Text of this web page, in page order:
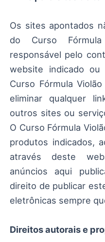
Os sites apontados
do Curso
responsável pelo
website indicado
Curso Fórmula
eliminar qualquer
outros sites ou
O Curso Fórmula
produtos indicados,
através deste
anúncios aqui
direito de publicar
eletrônicas sempre
Direitos autorais e